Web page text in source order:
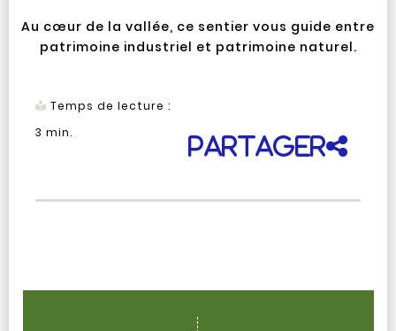
Au cœur de la vallée, ce sentier vous guide entre
patrimoine industriel et patrimoine naturel.
Temps de lecture :
3 min.
Partager